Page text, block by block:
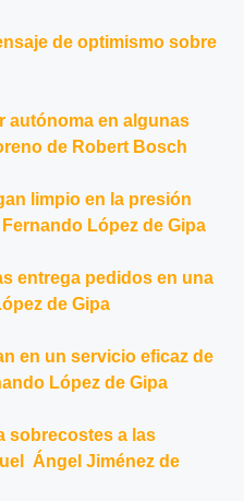
de optimismo sobre
autónoma en algunas
de Robert Bosch
limpio en la presión
Fernando López de Gipa
entrega pedidos en una
de Gipa
en un servicio eficaz de
López de Gipa
sobrecostes a las
Ángel Jiménez de